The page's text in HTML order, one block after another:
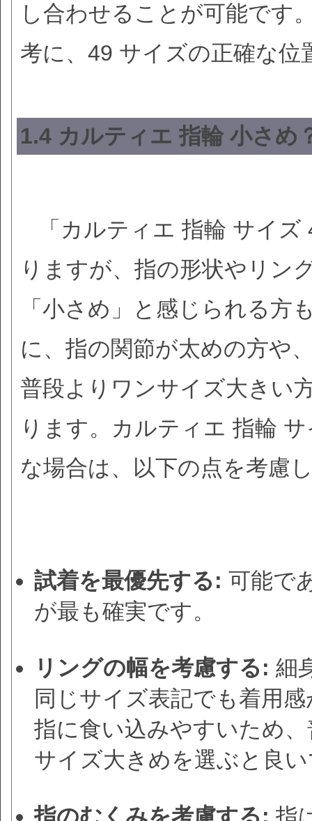
し合わせることが可能です
考に、49 サイズの正確な位
1.4 カルティエ 指輪 小さめ
「カルティエ 指輪 サイ
りますが、指の形状やリン
「小さめ」と感じられる
に、指の関節が太めの方や
普段よりワンサイズ大きい
ります。カルティエ 指輪
な場合は、以下の点を考慮
試着を最優先する: 可能で
が最も確実です。
リングの幅を考慮する: 細
同じサイズ表記でも着用
指に食い込みやすいため
サイズ大きめを選ぶと良